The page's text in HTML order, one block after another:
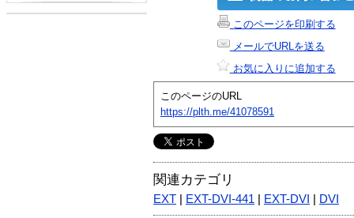
このページを印刷する
メールでURLを送る
お気に入りに追加する
このページのURL
https://plth.me/41078591
関連カテゴリ
EXT EXT-DVI-441 EXT-DVI DVI